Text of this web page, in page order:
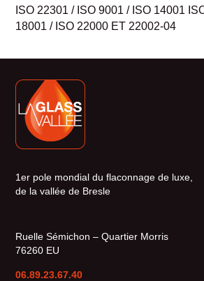
ISO 22301 / ISO 9001 / ISO 14001
18001 / ISO 22000 ET 22002-04
1er pole mondial du flaconnage de luxe,
de la vallée de Bresle
Ruelle Sémichon – Quartier Morris
76260 EU
06.89.23.67.40